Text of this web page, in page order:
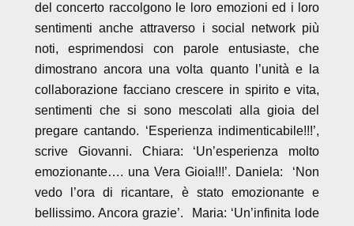
del concerto raccolgono le loro emozioni ed i loro
sentimenti anche attraverso i social network più
noti, esprimendosi con parole entusiaste, che
dimostrano ancora una volta quanto l’unità e la
collaborazione facciano crescere in spirito e vita,
sentimenti che si sono mescolati alla gioia del
pregare cantando. ‘Esperienza indimenticabile!!!’,
scrive Giovanni. Chiara: ‘Un’esperienza molto
emozionante…. una Vera Gioia!!!’. Daniela: ‘Non
vedo l’ora di ricantare, è stato emozionante e
bellissimo. Ancora grazie’. Maria: ‘Un’infinita lode